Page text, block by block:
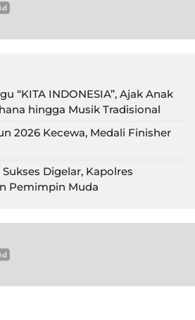
“KITA INDONESIA”, Ajak Anak
hingga Musik Tradisional
2026 Kecewa, Medali Finisher
Digelar, Kapolres
Pemimpin Muda